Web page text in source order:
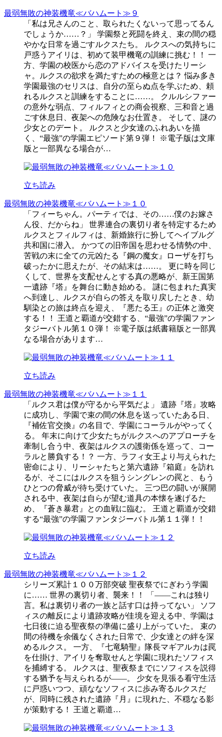
最弱無敗の神装機竜≪バハムート≫９
「私は兄さんのこと、取られたくないって思ってるん
でしょうか……？」 学園祭と死闘を終え、束の間の穏
やかな日常を過ごすルクスたち。 ルクスへの気持ちに
戸惑うアイリは、初めて装甲機竜の訓練に挑む！！ 一
方、学園の校医から恋のアドバイスを受けたリーシ
ャ。ルクスの欲求を満たすための極意とは？ 悩み多き
学園最強のセリスは、自分の至らぬ点を学ぶため、頼
れるルクスと訓練をすることに……。 クルルシファー
の意外な弱点、フィルフィとの商会視察、三和音と過
ごす休息日、夜架への危険なお仕置き。 そして、謎の
少女とのデート。 ルクスと少女達のふれあいを描
く、“最強”の学園エピソード第９弾！ ※電子版は文庫
版と一部異なる場合が…
立ち読み
最弱無敗の神装機竜≪バハムート≫１０
「フィーちゃん。パーティでは、その……僕のお嫁さ
ん役、だからね」 世界連合の裏切り者を特定するため
ルクスとフィルフィは、新婚旅行に扮してヘイブルグ
共和国に潜入。 かつての旧帝国を思わせる情勢の中、
苦戦の末に全ての元凶たる『鋼の魔女』ローザを打ち
破ったかに思えたが、その結末は……。 更に時を同じ
くして、世界を支配せんとする真の悪略が、新王国第
一遺跡『塔』を舞台に動き始める。 謎に包まれた真実
へ到達し、ルクスが自らの答えを取り戻したとき、幼
馴染との旅は終点を迎え、『悪たる王』の正体と激突
する！！ 王道と覇道が交錯する、“最強”の学園ファン
タジーバトル第１０弾！ ※電子版は紙書籍版と一部異
なる場合があります…
立ち読み
最弱無敗の神装機竜≪バハムート≫１１
「ルクス君は僕が守るから平気だよ」 遺跡『塔』攻略
に成功し、学園で束の間の休息を送っていたある日、
『補佐官交換』の名目で、学園にコーラルがやってく
る。 年末に向けて少女たちがルクスへのアプローチを
牽制し合う中、夜架はルクスの護衛係を巡って、コー
ラルと勝負する！？ 一方、ラフィ女王より与えられた
密命により、リーシャたちと第六遺跡『箱庭』を訪れ
るが、そこにはルクスを狙うシングレンの罠と、もう
ひとつの脅威が待ち受けていた。 三つ巴の闘いが展開
される中、夜架は自らが望む道具の本懐を遂げるた
め、『蒼き暴君』との血戦に臨む。 王道と覇道が交錯
する“最強”の学園ファンタジーバトル第１１弾！！
立ち読み
最弱無敗の神装機竜≪バハムート≫１２
シリーズ累計１００万部突破 聖夜祭でにぎわう学園
に…… 世界の裏切り者、襲来！！ 「――これは独り
言。私は裏切り者の一族と話す口は持ってない」 ソフ
ィスの離反により遺跡攻略が佳境を迎える中、学園は
七日後に迫る聖夜祭の準備に盛り上がっていた。 束の
間の待機を余儀なくされた日常で、少女達との絆を深
めるルクス。 一方、『七竜騎聖』隊長マギアルカは罠
を仕掛け、アイリを奪取せんと学園に現れたソフィス
を捕縛する。 ルクスは、聖夜祭までにソフィスを説得
する猶予を与えられるが――。 少女を見張る看守生活
に戸惑いつつ、頑ななソフィスに歩み寄るルクスだ
が、同時に残された遺跡『月』に現れた、不穏なる影
が策動する！ 王道と覇道…